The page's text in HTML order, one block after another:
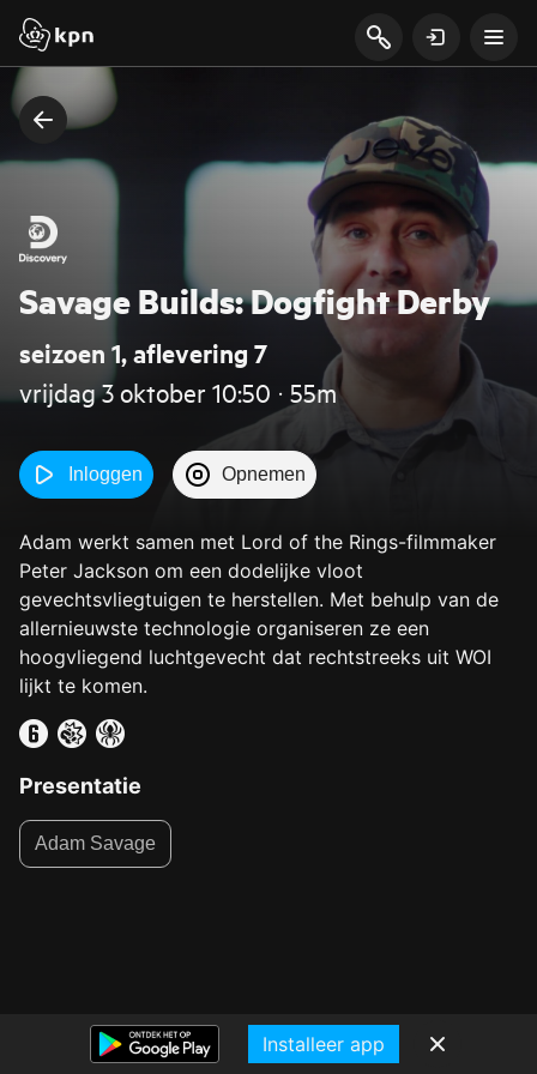
Savage Builds: Dogfight Derby
seizoen 1, aflevering 7
vrijdag 3 oktober 10:50 ‧ 55m
Inloggen Opnemen
Adam werkt samen met Lord of the Rings-filmmaker
Peter Jackson om een dodelijke vloot
gevechtsvliegtuigen te herstellen. Met behulp van de
allernieuwste technologie organiseren ze een
hoogvliegend luchtgevecht dat rechtstreeks uit WOI
lijkt te komen.
Presentatie
Adam Savage
Installeer app